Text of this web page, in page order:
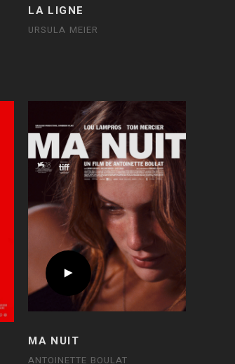
LA LIGNE
URSULA MEIER
MA NUIT
ANTOINETTE BOULAT